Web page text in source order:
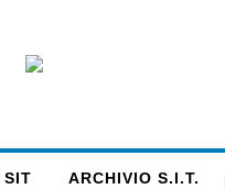
SIT ARCHIVIO S.I.T.